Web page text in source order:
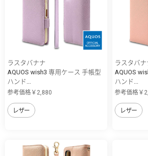
ラスタバナナ
AQUOS wish3 専用ケース 手帳型
ハンド...
参考価格￥2,880
レザー
ラスタバナ
AQUOS
ハンド...
参考価格￥
レザー